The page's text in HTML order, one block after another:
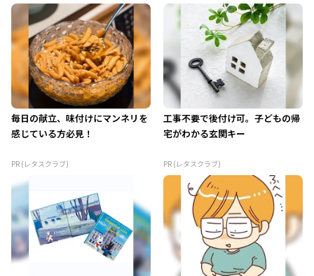
毎日の献立、味付けにマンネリを
感じている方必見！
PR (レタスクラブ)
工事不要で後付け可。子どもの帰
宅がわかる玄関キー
PR (レタスクラブ)